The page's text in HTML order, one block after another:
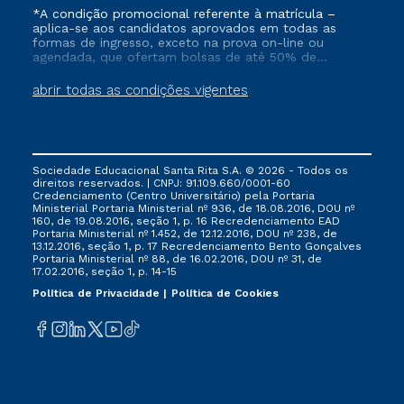
abrir todas as condições vigentes
*A condição promocional referente à matrícula –
aplica-se aos candidatos aprovados em todas as
formas de ingresso, exceto na prova on-line ou
agendada, que ofertam bolsas de até 50% de
que ainda não tenham efetivado e/ou não tenham
cancelado ou trancado sua matrícula em uma das
FIES, Prouni e outros programas governamentais, e
não se acumula com nenhuma outra campanha
ofertada pela Instituição.
Sociedade Educacional Santa Rita S.A. © 2026 - Todos os
direitos reservados. | CNPJ: 91.109.660/0001-60
Credenciamento (Centro Universitário) pela Portaria
Ministerial Portaria Ministerial nº 936, de 18.08.2016, DOU nº
160, de 19.08.2016, seção 1, p. 16 Recredenciamento EAD
Portaria Ministerial nº 1.452, de 12.12.2016, DOU nº 238, de
13.12.2016, seção 1, p. 17 Recredenciamento Bento Gonçalves
Portaria Ministerial nº 88, de 16.02.2016, DOU nº 31, de
17.02.2016, seção 1, p. 14-15
Política de Privacidade
Política de Cookies